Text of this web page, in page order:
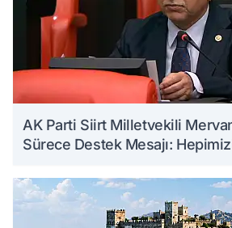
AK Parti Siirt Milletvekili
Sürece Destek Mesajı: